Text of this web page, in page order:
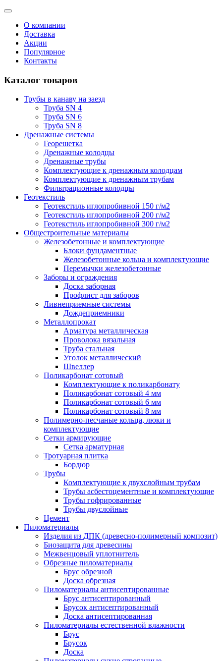
О компании
Доставка
Акции
Популярное
Контакты
Каталог товаров
Трубы в канаву на заезд
Труба SN 4
Труба SN 6
Труба SN 8
Дренажные системы
Георешетка
Дренажные колодцы
Дренажные трубы
Комплектующие к дренажным колодцам
Комплектующие к дренажным трубам
Фильтрационные колодцы
Геотекстиль
Геотекстиль иглопробивной 150 г/м2
Геотекстиль иглопробивной 200 г/м2
Геотекстиль иглопробивной 300 г/м2
Общестроительные материалы
Железобетонные и комплектующие
Блоки фундаментные
Железобетонные кольца и комплектующие
Перемычки железобетонные
Заборы и ограждения
Доска заборная
Профлист для заборов
Ливнеприемные системы
Дождеприемники
Металлопрокат
Арматура металлическая
Проволока вязальная
Труба стальная
Уголок металлический
Швеллер
Поликарбонат сотовый
Комплектующие к поликарбонату
Поликарбонат сотовый 4 мм
Поликарбонат сотовый 6 мм
Поликарбонат сотовый 8 мм
Полимерно-песчаные кольца, люки и
комплектующие
Сетки армирующие
Сетка арматурная
Тротуарная плитка
Бордюр
Трубы
Комплектующие к двухслойным трубам
Трубы асбестоцементные и комплектующие
Трубы гофрированные
Трубы двуслойные
Цемент
Пиломатериалы
Изделия из ДПК (древесно-полимерный композит)
Биозащита для древесины
Межвенцовый уплотнитель
Обрезные пиломатериалы
Брус обрезной
Доска обрезная
Пиломатериалы антисептированные
Брус антисептированный
Брусок антисептированный
Доска антисептированная
Пиломатериалы естественной влажности
Брус
Брусок
Доска